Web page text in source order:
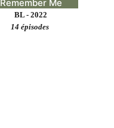
Remember Me
BL - 2022
14 épisodes